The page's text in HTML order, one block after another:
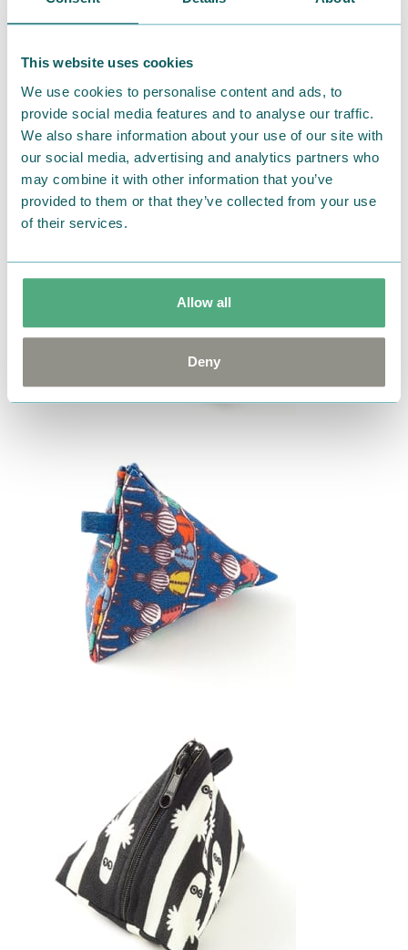
This website uses cookies
We use cookies to personalise content and ads, to
provide social media features and to analyse our traffic.
We also share information about your use of our site with
our social media, advertising and analytics partners who
may combine it with other information that you’ve
provided to them or that they’ve collected from your use
of their services.
Allow all
Deny